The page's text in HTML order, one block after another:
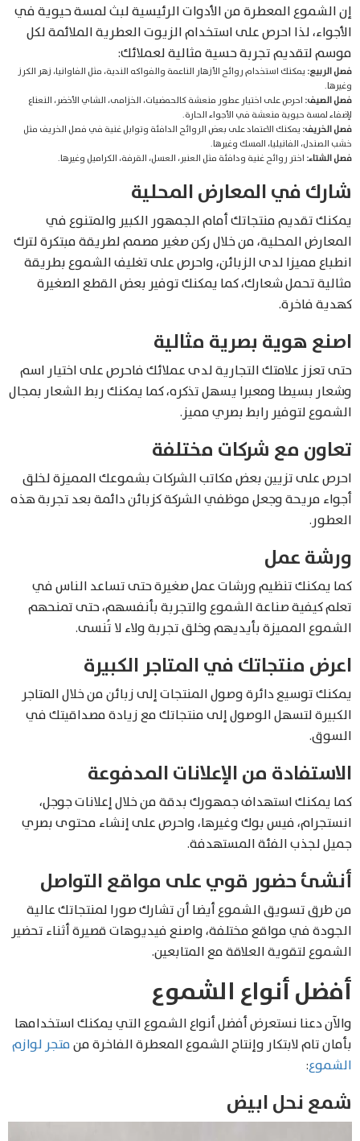
إن الشموع المعطرة من الأدوات الرئيسية لبث لمسة حيوية في
الأجواء، لذا احرص على استخدام الزيوت العطرية الملائمة لكل
موسم لتقديم تجربة حسية مثالية لعملائك:
فصل الربيع: يمكنك استخدام روائح الأزهار الناعمة والفواكه الندية، مثل الفاوانيا، زهر الكرز
وغيرها.
فصل الصيف: احرص على اختيار عطور منعشة كالحمضيات، الخزامى، الشاي الأخضر، النعناع
لإضفاء لمسة حيوية منعشة في الأجواء الحارة.
فصل الخريف: يمكنك الاعتماد على بعض الروائح الدافئة وتوابل غنية في فصل الخريف مثل
خشب الصندل، الفانيليا، المسك وغيرها.
فصل الشتاء: اختر روائح غنية ودافئة مثل العنبر، العسل، القرفة، الكراميل وغيرها.
شارك في المعارض المحلية
يمكنك تقديم منتجاتك أمام الجمهور الكبير والمتنوع في
المعارض المحلية، من خلال ركن صغير مصمم لطريقة مبتكرة لترك
انطباع مميزا لدى الزبائن، واحرص على تغليف الشموع بطريقة
مثالية تحمل شعارك، كما يمكنك توفير بعض القطع الصغيرة
كهدية فاخرة.
اصنع هوية بصرية مثالية
حتى تعزز علامتك التجارية لدى عملائك فاحرص على اختيار اسم
وشعار بسيطا ومعبرا يسهل تذكره، كما يمكنك ربط الشعار بمجال
الشموع لتوفير رابط بصري مميز.
تعاون مع شركات مختلفة
احرص على تزيين بعض مكاتب الشركات بشموعك المميزة لخلق
أجواء مريحة وجعل موظفي الشركة كزبائن دائمة بعد تجربة هذه
العطور.
ورشة عمل
كما يمكنك تنظيم ورشات عمل صغيرة حتى تساعد الناس في
تعلم كيفية صناعة الشموع والتجربة بأنفسهم، حتى تمنحهم
الشموع المميزة بأيديهم وخلق تجربة ولاء لا تُنسى.
اعرض منتجاتك في المتاجر الكبيرة
يمكنك توسيع دائرة وصول المنتجات إلى زبائن من خلال المتاجر
الكبيرة لتسهل الوصول إلى منتجاتك مع زيادة مصداقيتك في
السوق.
الاستفادة من الإعلانات المدفوعة
كما يمكنك استهداف جمهورك بدقة من خلال إعلانات جوجل،
انستجرام، فيس بوك وغيرها، واحرص على إنشاء محتوى بصري
جميل لجذب الفئة المستهدفة.
أنشئ حضور قوي على مواقع التواصل
من طرق تسويق الشموع أيضا أن تشارك صورا لمنتجاتك عالية
الجودة في مواقع مختلفة، واصنع فيديوهات قصيرة أثناء تحضير
الشموع لتقوية العلاقة مع المتابعين.
أفضل أنواع الشموع
والآن دعنا نستعرض أفضل أنواع الشموع التي يمكنك استخدامها
بأمان تام لابتكار وإنتاج الشموع المعطرة الفاخرة منمتجر لوازم
الشموع:
شمع نحل ابيض